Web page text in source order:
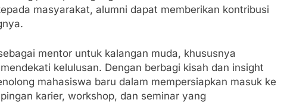
masyarakat, alumni dapat memberikan kontribusi
mentor untuk kalangan muda, khususnya
kelulusan. Dengan berbagi kisah dan insight
mahasiswa baru dalam mempersiapkan masuk ke
karier, workshop, dan seminar yang